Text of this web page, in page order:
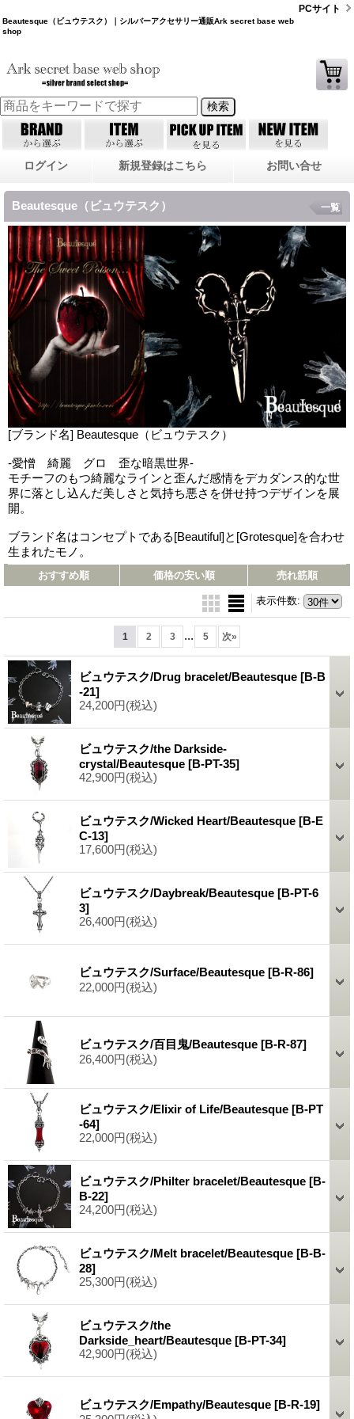
Beautesque（ビュウテスク）｜シルバーアクセサリー通販Ark secret base web
shop
PCサイト
ログイン 新規登録はこちら お問い合せ
Beautesque（ビュウテスク）
[ブランド名] Beautesque（ビュウテスク）
-愛憎 綺麗 グロ 歪な暗黒世界-
モチーフのもつ綺麗なラインと歪んだ感情をデカダンス的な世
界に落とし込んだ美しさと気持ち悪さを併せ持つデザインを展
開。
ブランド名はコンセプトである[Beautiful]と[Grotesque]を合わせ
生まれたモノ。
一覧
おすすめ順 価格の安い順 売れ筋順
表示件数:
1 2 3 ... 5 次»
ビュウテスク/Drug bracelet/Beautesque [B-B
-21]
24,200円(税込)
ビュウテスク/the Darkside-
crystal/Beautesque [B-PT-35]
42,900円(税込)
ビュウテスク/Wicked Heart/Beautesque [B-E
C-13]
17,600円(税込)
ビュウテスク/Daybreak/Beautesque [B-PT-6
3]
26,400円(税込)
ビュウテスク/Surface/Beautesque [B-R-86]
22,000円(税込)
ビュウテスク/百目鬼/Beautesque [B-R-87]
26,400円(税込)
ビュウテスク/Elixir of Life/Beautesque [B-PT
-64]
22,000円(税込)
ビュウテスク/Philter bracelet/Beautesque [B-
B-22]
24,200円(税込)
ビュウテスク/Melt bracelet/Beautesque [B-B-
28]
25,300円(税込)
ビュウテスク/the
Darkside_heart/Beautesque [B-PT-34]
42,900円(税込)
ビュウテスク/Empathy/Beautesque [B-R-19]